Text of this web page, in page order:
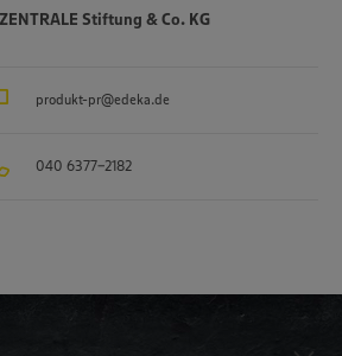
Stiftung & Co. KG
produkt-pr@edeka.de
040 6377-2182